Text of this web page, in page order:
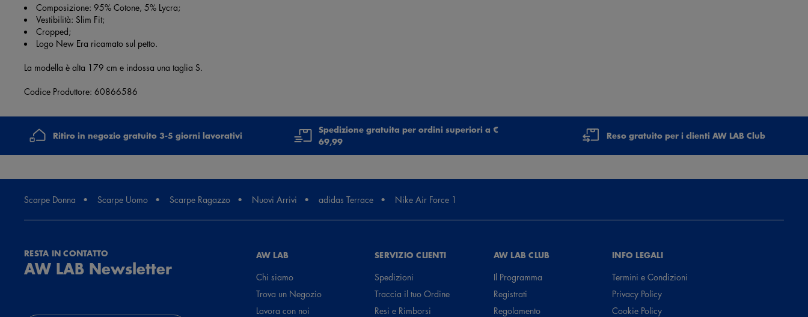
Composizione: 95% Cotone, 5% Lycra;
Vestibilità: Slim Fit;
Cropped;
Logo New Era ricamato sul petto.
La modella è alta 179 cm e indossa una taglia S.
Codice Produttore: 60866586
Ritiro in negozio gratuito 3-5 giorni lavorativi
Spedizione gratuita per ordini superiori a €
69,99
Reso gratuito per i clienti AW LAB Club
Scarpe Donna Scarpe Uomo Scarpe Ragazzo Nuovi Arrivi adidas Terrace Nike Air Force 1
RESTA IN CONTATTO
AW LAB Newsletter
AW LAB
Chi siamo
Trova un Negozio
Lavora con noi
SERVIZIO CLIENTI
Spedizioni
Traccia il tuo Ordine
Resi e Rimborsi
AW LAB CLUB
Il Programma
Registrati
Regolamento
INFO LEGALI
Termini e Condizioni
Privacy Policy
Cookie Policy